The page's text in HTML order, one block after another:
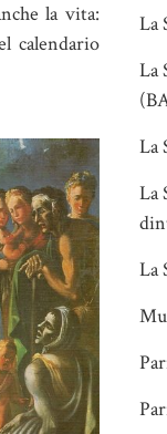
la vita:
calendario
La
La
La
La
La